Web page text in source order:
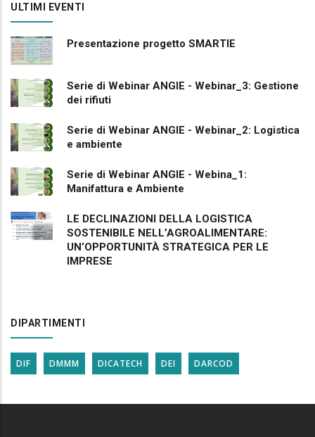
ULTIMI EVENTI
Presentazione progetto SMARTIE
Serie di Webinar ANGIE - Webinar_3: Gestione
dei rifiuti
Serie di Webinar ANGIE - Webinar_2: Logistica
e ambiente
Serie di Webinar ANGIE - Webina_1:
Manifattura e Ambiente
LE DECLINAZIONI DELLA LOGISTICA
SOSTENIBILE NELL’AGROALIMENTARE:
UN’OPPORTUNITÀ STRATEGICA PER LE
IMPRESE
DIPARTIMENTI
DIF DMMM DICATECH DEI DARCOD